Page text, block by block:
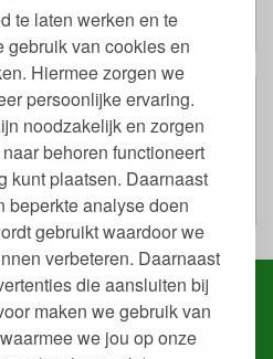
te laten werken en te
gebruik van cookies en
Hiermee zorgen we
persoonlijke ervaring.
noodzakelijk en zorgen
behoren functioneert
kunt plaatsen. Daarnaast
beperkte analyse doen
gebruikt waardoor we
verbeteren. Daarnaast
die aansluiten bij
maken we gebruik van
we jou op onze
winkelen
account